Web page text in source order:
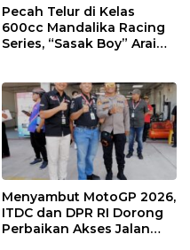
Pecah Telur di Kelas
600cc Mandalika Racing
Series, “Sasak Boy” Arai
Menyambut MotoGP 2026,
ITDC dan DPR RI Dorong
Perbaikan Akses Jalan